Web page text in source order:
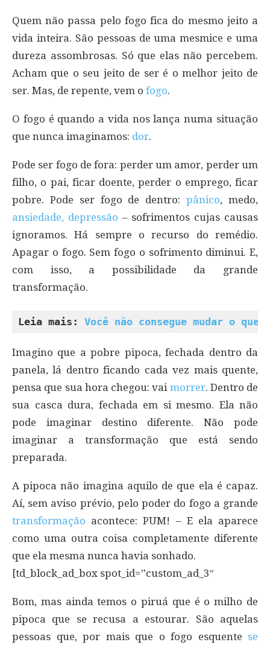
Quem não passa pelo fogo fica do mesmo jeito a
vida inteira. São pessoas de uma mesmice e uma
dureza assombrosas. Só que elas não percebem.
Acham que o seu jeito de ser é o melhor jeito de
ser. Mas, de repente, vem o fogo.
O fogo é quando a vida nos lança numa situação
que nunca imaginamos: dor.
Pode ser fogo de fora: perder um amor, perder um
filho, o pai, ficar doente, perder o emprego, ficar
pobre. Pode ser fogo de dentro: pânico, medo,
ansiedade, depressão – sofrimentos cujas causas
ignoramos. Há sempre o recurso do remédio.
Apagar o fogo. Sem fogo o sofrimento diminui. E,
com isso, a possibilidade da grande
transformação.
Leia mais: Você não consegue mudar o que
Imagino que a pobre pipoca, fechada dentro da
panela, lá dentro ficando cada vez mais quente,
pensa que sua hora chegou: vai morrer. Dentro de
sua casca dura, fechada em si mesmo. Ela não
pode imaginar destino diferente. Não pode
imaginar a transformação que está sendo
preparada.
A pipoca não imagina aquilo de que ela é capaz.
Aí, sem aviso prévio, pelo poder do fogo a grande
transformação acontece: PUM! – E ela aparece
como uma outra coisa completamente diferente
que ela mesma nunca havia sonhado.
[td_block_ad_box spot_id=”custom_ad_3″
Bom, mas ainda temos o piruá que é o milho de
pipoca que se recusa a estourar. São aquelas
pessoas que, por mais que o fogo esquente se